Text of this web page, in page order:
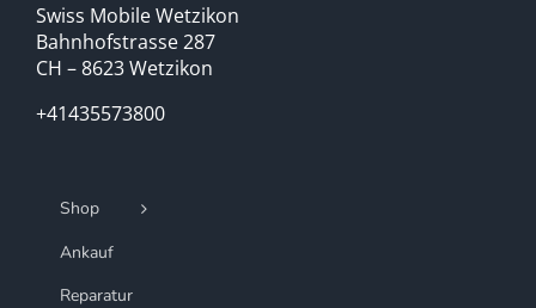
Swiss Mobile Wetzikon
Bahnhofstrasse 287
CH – 8623 Wetzikon
+41435573800
Shop
Ankauf
Reparatur